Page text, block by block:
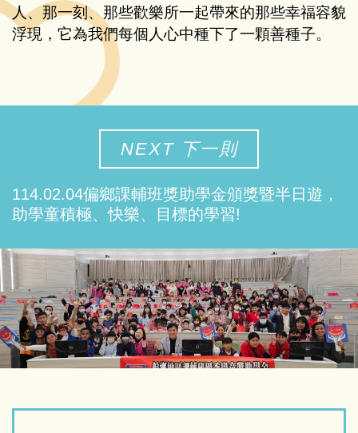
人、那一刻、那些歡樂所一起帶來的那些幸福容貌
浮現，它為我們每個人心中種下了一顆善種子。
NEXT 下一則
114.02.04偏鄉課輔班獎助學金頒獎暨半日遊，
助學童積極、快樂、目標的學習!